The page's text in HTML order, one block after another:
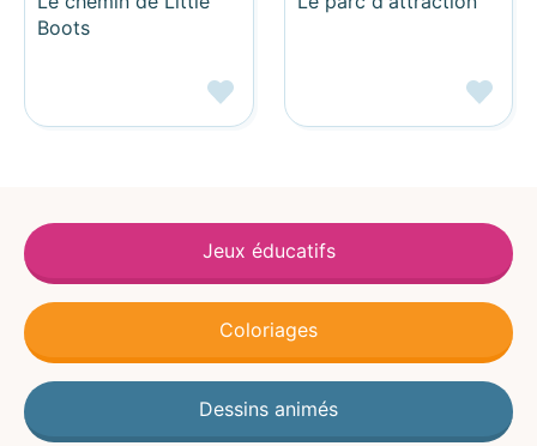
Boots
Jeux éducatifs
Coloriages
Dessins animés